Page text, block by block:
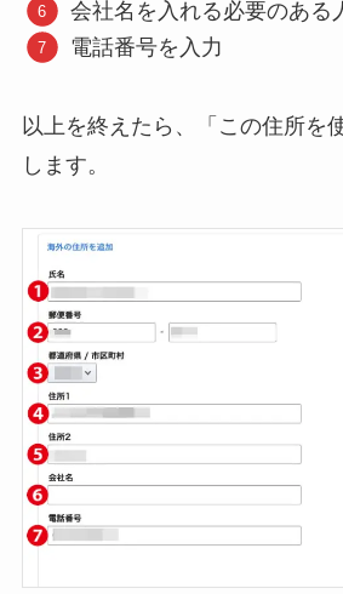
会社名を入れる必要のある
電話番号を入力
以上を終えたら、「この住所を
します。